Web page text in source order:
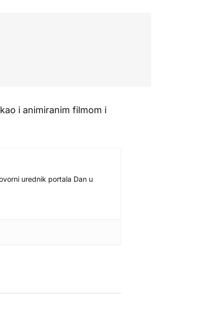
i animiranim filmom i
urednik portala Dan u